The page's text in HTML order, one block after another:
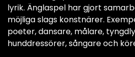
lyrik. Änglaspel har gjort
möjliga slags konstnärer.
poeter, dansare, målare,
hunddressörer, sångare och